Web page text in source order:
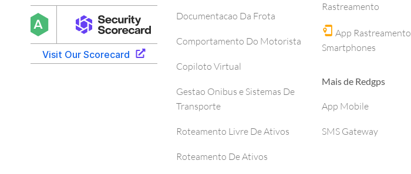
Documentacao Da Frota
Comportamento Do Motorista
Copiloto Virtual
Gestao Onibus e Sistemas De
Transporte
Roteamento Livre De Ativos
Roteamento De Ativos
Rastreamento
App Rastreamento
Smartphones
Mais de Redgps
App Mobile
SMS Gateway